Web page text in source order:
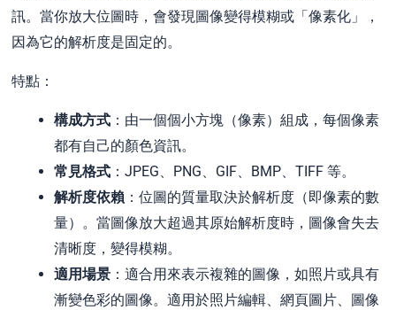
訊。當你放大位圖時，會發現圖像變得模糊或「像素化」，
因為它的解析度是固定的。
特點：
構成方式 ：由一個個小方塊（像素）組成，每個像素
都有自己的顏色資訊。
常見格式 ：JPEG、PNG、GIF、BMP、TIFF 等。
解析度依賴 ：位圖的質量取決於解析度（即像素的數
量）。當圖像放大超過其原始解析度時，圖像會失去
清晰度，變得模糊。
適用場景 ：適合用來表示複雜的圖像，如照片或具有
漸變色彩的圖像。適用於照片編輯、網頁圖片、圖像